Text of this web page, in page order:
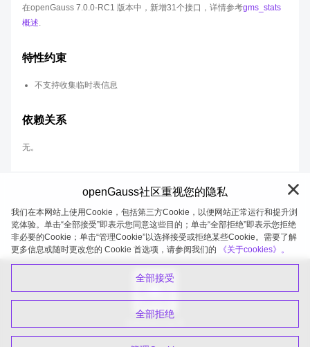
在openGauss 7.0.0-RC1 版本中，新增31个接口，详情参考gms_stats
概述.
特性约束
不支持收集临时表信息
依赖关系
无。
openGauss 2026-08-05 19:58:45
openGauss社区重视您的隐私
我们在本网站上使用Cookie，包括第三方Cookie，以便网站正常运行和提升浏
览体验。单击“全部接受”即表示您同意这些目的；单击“全部拒绝”即表示您拒绝
非必要的Cookie；单击“管理Cookie”以选择接受或拒绝某些Cookie。需要了解
更多信息或随时更改您的 Cookie 首选项，请参阅我们的
《关于cookies》。
全部接受
全部拒绝